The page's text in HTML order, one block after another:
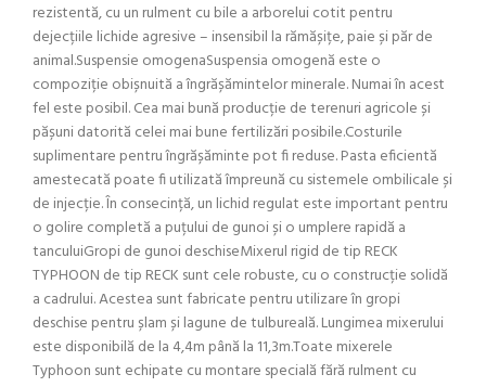
rezistentă, cu un rulment cu bile a arborelui cotit pentru
dejecțiile lichide agresive – insensibil la rămășițe, paie și păr de
animal.Suspensie omogenaSuspensia omogenă este o
compoziție obișnuită a îngrășămintelor minerale. Numai în acest
fel este posibil. Cea mai bună producție de terenuri agricole și
pășuni datorită celei mai bune fertilizări posibile.Costurile
suplimentare pentru îngrășăminte pot fi reduse. Pasta eficientă
amestecată poate fi utilizată împreună cu sistemele ombilicale și
de injecție. În consecință, un lichid regulat este important pentru
o golire completă a puțului de gunoi și o umplere rapidă a
tanculuiGropi de gunoi deschiseMixerul rigid de tip RECK
TYPHOON de tip RECK sunt cele robuste, cu o construcție solidă
a cadrului. Acestea sunt fabricate pentru utilizare în gropi
deschise pentru șlam și lagune de tulbureală. Lungimea mixerului
este disponibilă de la 4,4m până la 11,3m.Toate mixerele
Typhoon sunt echipate cu montare specială fără rulment cu